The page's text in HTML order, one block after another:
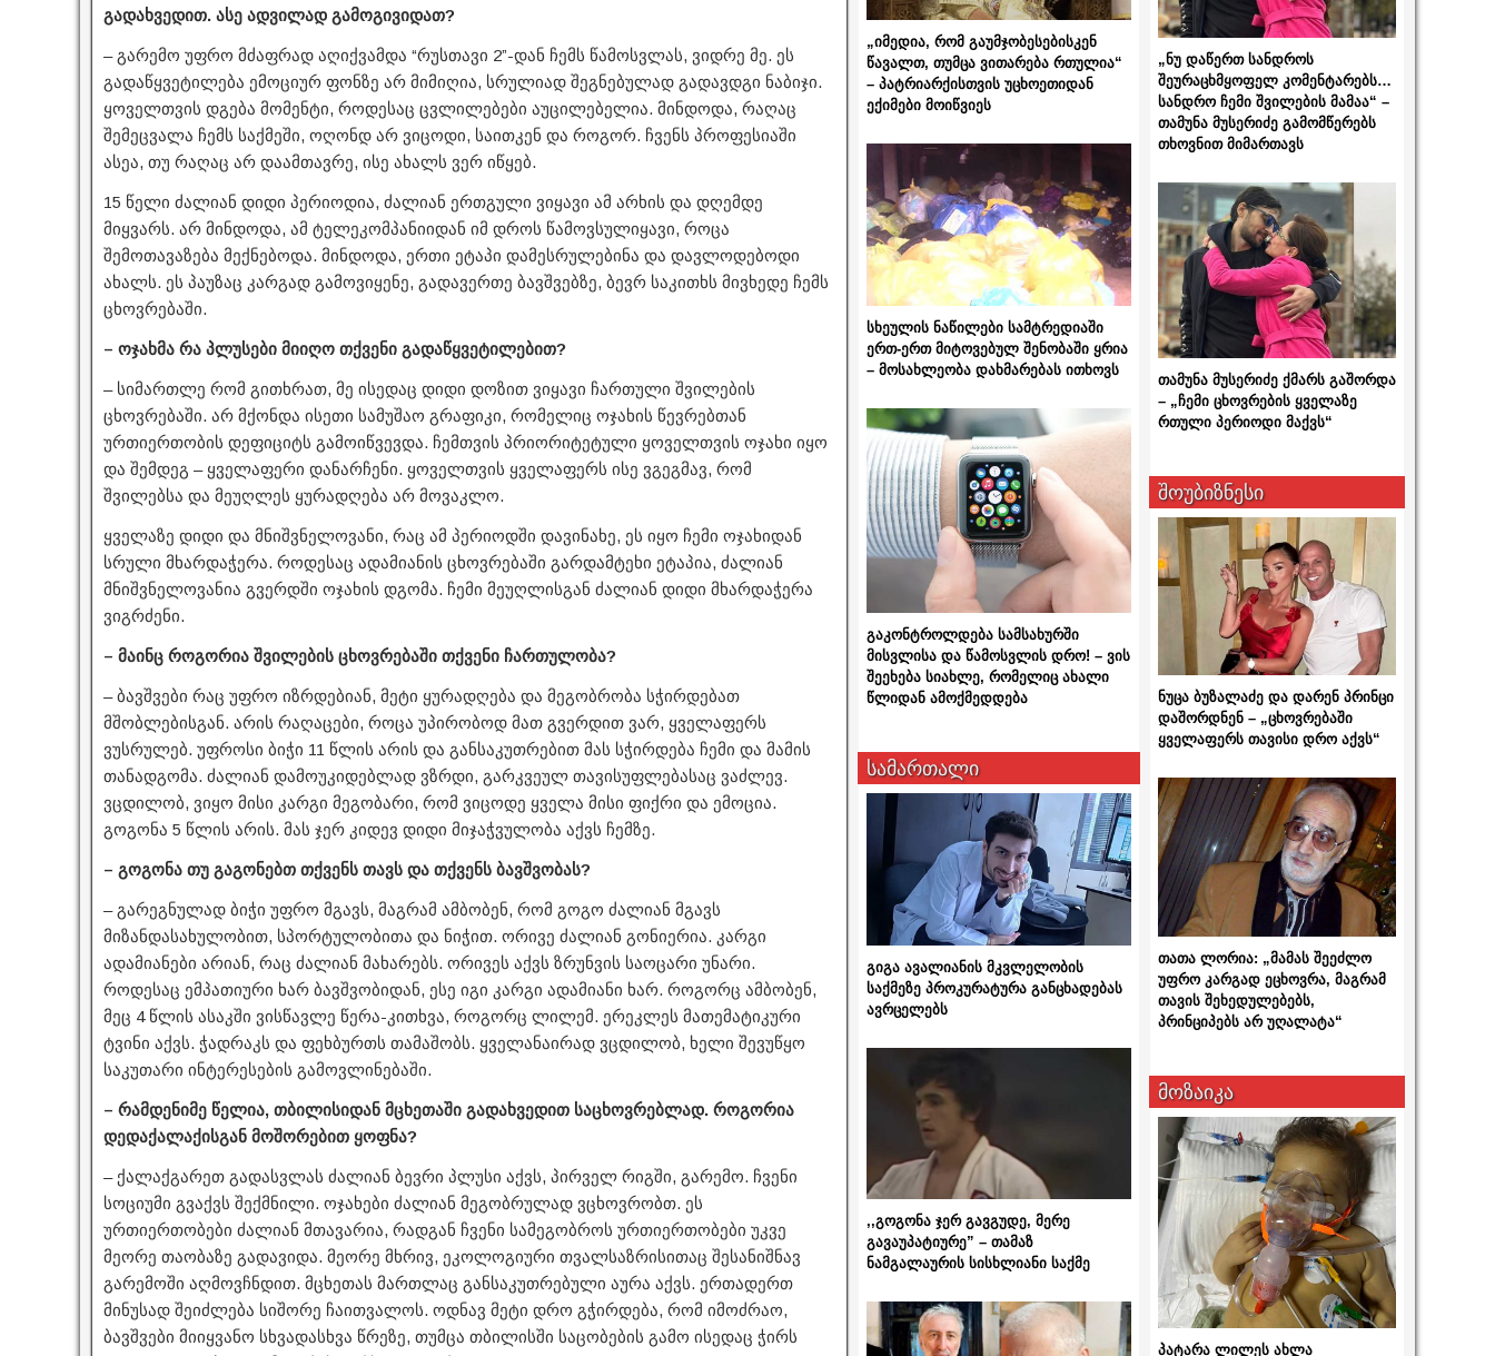
გადახვედით. ასე ადვილად გამოგივიდათ?
– გარემო უფრო მძაფრად აღიქვამდა “რუსთავი 2”-დან ჩემს წამოსვლას, ვიდრე მე. ეს
გადაწყვეტილება ემოციურ ფონზე არ მიმიღია, სრულიად შეგნებულად გადავდგი ნაბიჯი.
ყოველთვის დგება მომენტი, როდესაც ცვლილებები აუცილებელია. მინდოდა, რაღაც
შემეცვალა ჩემს საქმეში, ოღონდ არ ვიცოდი, საითკენ და როგორ. ჩვენს პროფესიაში
ასეა, თუ რაღაც არ დაამთავრე, ისე ახალს ვერ იწყებ.
15 წელი ძალიან დიდი პერიოდია, ძალიან ერთგული ვიყავი ამ არხის და დღემდე
მიყვარს. არ მინდოდა, ამ ტელეკომპანიიდან იმ დროს წამოვსულიყავი, როცა
შემოთავაზება მექნებოდა. მინდოდა, ერთი ეტაპი დამესრულებინა და დავლოდებოდი
ახალს. ეს პაუზაც კარგად გამოვიყენე, გადავერთე ბავშვებზე, ბევრ საკითხს მივხედე ჩემს
ცხოვრებაში.
– ოჯახმა რა პლუსები მიიღო თქვენი გადაწყვეტილებით?
– სიმართლე რომ გითხრათ, მე ისედაც დიდი დოზით ვიყავი ჩართული შვილების
ცხოვრებაში. არ მქონდა ისეთი სამუშაო გრაფიკი, რომელიც ოჯახის წევრებთან
ურთიერთობის დეფიციტს გამოიწვევდა. ჩემთვის პრიორიტეტული ყოველთვის ოჯახი იყო
და შემდეგ – ყველაფერი დანარჩენი. ყოველთვის ყველაფერს ისე ვგეგმავ, რომ
შვილებსა და მეუღლეს ყურადღება არ მოვაკლო.
ყველაზე დიდი და მნიშვნელოვანი, რაც ამ პერიოდში დავინახე, ეს იყო ჩემი ოჯახიდან
სრული მხარდაჭერა. როდესაც ადამიანის ცხოვრებაში გარდამტეხი ეტაპია, ძალიან
მნიშვნელოვანია გვერდში ოჯახის დგომა. ჩემი მეუღლისგან ძალიან დიდი მხარდაჭერა
ვიგრძენი.
– მაინც როგორია შვილების ცხოვრებაში თქვენი ჩართულობა?
– ბავშვები რაც უფრო იზრდებიან, მეტი ყურადღება და მეგობრობა სჭირდებათ
მშობლებისგან. არის რაღაცები, როცა უპირობოდ მათ გვერდით ვარ, ყველაფერს
ვუსრულებ. უფროსი ბიჭი 11 წლის არის და განსაკუთრებით მას სჭირდება ჩემი და მამის
თანადგომა. ძალიან დამოუკიდებლად ვზრდი, გარკვეულ თავისუფლებასაც ვაძლევ.
ვცდილობ, ვიყო მისი კარგი მეგობარი, რომ ვიცოდე ყველა მისი ფიქრი და ემოცია.
გოგონა 5 წლის არის. მას ჯერ კიდევ დიდი მიჯაჭვულობა აქვს ჩემზე.
– გოგონა თუ გაგონებთ თქვენს თავს და თქვენს ბავშვობას?
– გარეგნულად ბიჭი უფრო მგავს, მაგრამ ამბობენ, რომ გოგო ძალიან მგავს
მიზანდასახულობით, სპორტულობითა და ნიჭით. ორივე ძალიან გონიერია. კარგი
ადამიანები არიან, რაც ძალიან მახარებს. ორივეს აქვს ზრუნვის საოცარი უნარი.
როდესაც ემპათიური ხარ ბავშვობიდან, ესე იგი კარგი ადამიანი ხარ. როგორც ამბობენ,
მეც 4 წლის ასაკში ვისწავლე წერა-კითხვა, როგორც ლილემ. ერეკლეს მათემატიკური
ტვინი აქვს. ჭადრაკს და ფეხბურთს თამაშობს. ყველანაირად ვცდილობ, ხელი შევუწყო
საკუთარი ინტერესების გამოვლინებაში.
– რამდენიმე წელია, თბილისიდან მცხეთაში გადახვედით საცხოვრებლად. როგორია
დედაქალაქისგან მოშორებით ყოფნა?
– ქალაქგარეთ გადასვლას ძალიან ბევრი პლუსი აქვს, პირველ რიგში, გარემო. ჩვენი
სოციუმი გვაქვს შექმნილი. ოჯახები ძალიან მეგობრულად ვცხოვრობთ. ეს
ურთიერთობები ძალიან მთავარია, რადგან ჩვენი სამეგობროს ურთიერთობები უკვე
მეორე თაობაზე გადავიდა. მეორე მხრივ, ეკოლოგიური თვალსაზრისითაც შესანიშნავ
გარემოში აღმოვჩნდით. მცხეთას მართლაც განსაკუთრებული აურა აქვს. ერთადერთ
მინუსად შეიძლება სიშორე ჩაითვალოს. ოდნავ მეტი დრო გჭირდება, რომ იმოძრაო,
ბავშვები მიიყვანო სხვადასხვა წრეზე, თუმცა თბილისში საცობების გამო ისედაც ჭირს
„იმედია, რომ გაუმჯობესებისკენ
წავალთ, თუმცა ვითარება რთულია“
– პატრიარქისთვის უცხოეთიდან
ექიმები მოიწვიეს
სხეულის ნაწილები სამტრედიაში
ერთ-ერთ მიტოვებულ შენობაში ყრია
– მოსახლეობა დახმარებას ითხოვს
გაკონტროლდება სამსახურში
მისვლისა და წამოსვლის დრო! – ვის
შეეხება სიახლე, რომელიც ახალი
წლიდან ამოქმედდება
სამართალი
გიგა ავალიანის მკვლელობის
საქმეზე პროკურატურა განცხადებას
ავრცელებს
,,გოგონა ჯერ გავგუდე, მერე
გავაუპატიურე” – თამაზ
ნამგალაურის სისხლიანი საქმე
„ნუ დაწერთ სანდროს
შეურაცხმყოფელ კომენტარებს…
სანდრო ჩემი შვილების მამაა“ –
თამუნა მუსერიძე გამომწერებს
თხოვნით მიმართავს
თამუნა მუსერიძე ქმარს გაშორდა
– „ჩემი ცხოვრების ყველაზე
რთული პერიოდი მაქვს“
შოუბიზნესი
ნუცა ბუზალაძე და დარენ პრინცი
დაშორდნენ – „ცხოვრებაში
ყველაფერს თავისი დრო აქვს“
თათა ლორია: „მამას შეეძლო
უფრო კარგად ეცხოვრა, მაგრამ
თავის შეხედულებებს,
პრინციპებს არ უღალატა“
მოზაიკა
პატარა ლილეს ახლა